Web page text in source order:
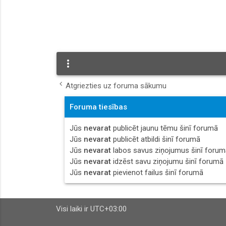
more_vert
Atgriezties uz foruma sākumu
Foruma tiesības
Jūs nevarat publicēt jaunu tēmu šinī forumā
Jūs nevarat publicēt atbildi šinī forumā
Jūs nevarat labos savus ziņojumus šinī
Jūs nevarat idzēst savu ziņojumu šinī forumā
Jūs nevarat pievienot failus šinī forumā
Visi laiki ir UTC+03:00